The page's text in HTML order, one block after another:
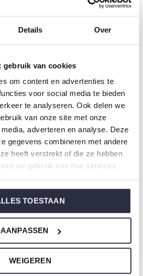
Details Over
gebruik van cookies
om content en advertenties te
voor social media te bieden
te analyseren. Ook delen we
van onze site met onze
adverteren en analyse. Deze
gegevens combineren met andere
heeft verstrekt of die ze hebben
uw gebruik van hun services.
TOESTAAN
AANPASSEN
WEIGEREN